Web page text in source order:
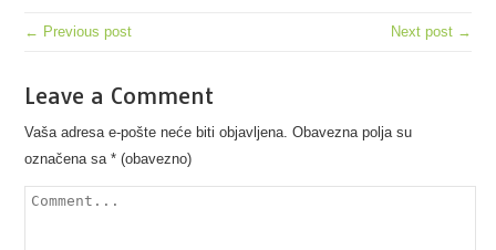
← Previous post Next post →
Leave a Comment
Vaša adresa e-pošte neće biti objavljena. Obavezna polja su
označena sa* (obavezno)